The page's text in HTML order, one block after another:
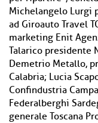
Michelangelo Lurgi
ad Giroauto Travel
marketing Enit
Talarico presidente
Demetrio Metallo,
Calabria; Lucia
Confindustria
Federalberghi
generale Toscana